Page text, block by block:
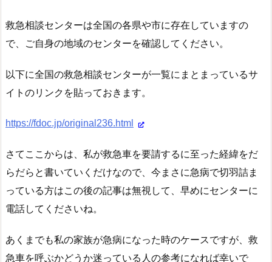
救急相談センターは全国の各県や市に存在していますの
で、ご自身の地域のセンターを確認してください。
以下に全国の救急相談センターが一覧にまとまっているサ
イトのリンクを貼っておきます。
https://fdoc.jp/original236.html
さてここからは、私が救急車を要請するに至った経緯をだ
らだらと書いていくだけなので、今まさに急病で切羽詰ま
っている方はこの後の記事は無視して、早めにセンターに
電話してくださいね。
あくまでも私の家族が急病になった時のケースですが、救
急車を呼ぶかどうか迷っている人の参考になれば幸いで